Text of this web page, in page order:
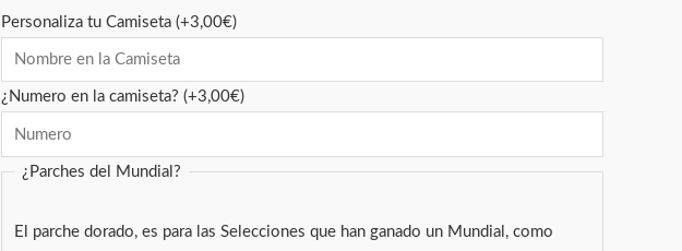
Personaliza tu Camiseta (+3,00€)
¿Numero en la camiseta? (+3,00€)
¿Parches del Mundial?
El parche dorado, es para las Selecciones que han ganado un Mundial, como